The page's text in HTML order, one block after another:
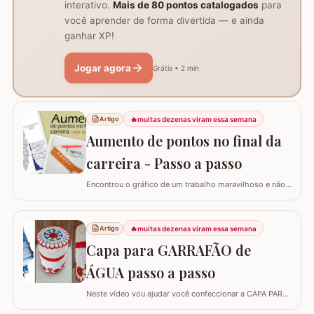
interativo. Mais de 80 pontos catalogados para
você aprender de forma divertida — e ainda
ganhar XP!
Jogar agora Grátis • 2 min
Artigo 🔥muitas dezenas viram essa semana
Aumento de pontos no final da
carreira - Passo a passo
Encontrou o gráfico de um trabalho maravilhoso e não
explicar de forma simples como interpretar o gráfico,
calcular a quantidade de correntes para iniciar um
trabalho e aumentar a quantidade de pontos no início ou
no final da carreira. (Link para…
Artigo 🔥muitas dezenas viram essa semana
Capa para GARRAFÃO de
ÁGUA passo a passo
Neste vídeo vou ajudar você confeccionar a CAPA PARA